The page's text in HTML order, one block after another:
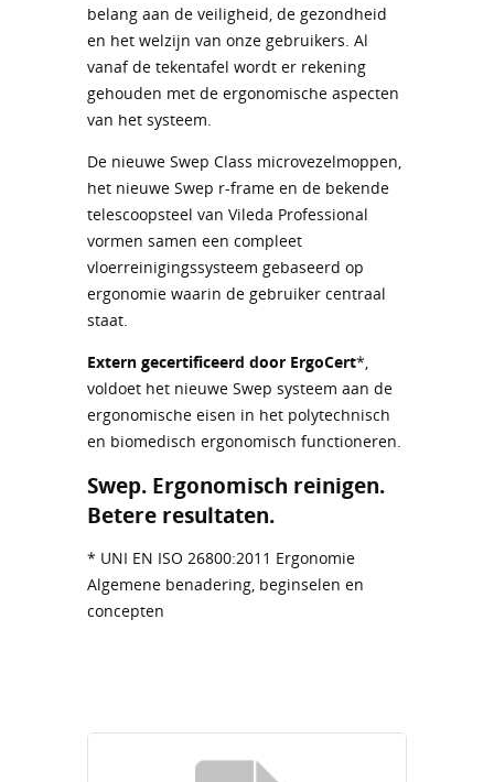
belang aan de veiligheid, de gezondheid
en het welzijn van onze gebruikers. Al
vanaf de tekentafel wordt er rekening
gehouden met de ergonomische aspecten
van het systeem.
De nieuwe Swep Class microvezelmoppen,
het nieuwe Swep r-frame en de bekende
telescoopsteel van Vileda Professional
vormen samen een compleet
vloerreinigingssysteem gebaseerd op
ergonomie waarin de gebruiker centraal
staat.
Extern gecertificeerd door ErgoCert*,
voldoet het nieuwe Swep systeem aan de
ergonomische eisen in het polytechnisch
en biomedisch ergonomisch functioneren.
Swep. Ergonomisch reinigen.
Betere resultaten.
* UNI EN ISO 26800:2011 Ergonomie
Algemene benadering, beginselen en
concepten